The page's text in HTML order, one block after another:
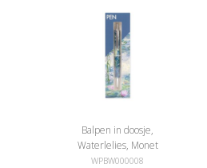
Balpen in doosje,
Waterlelies, Monet
WPBW000008